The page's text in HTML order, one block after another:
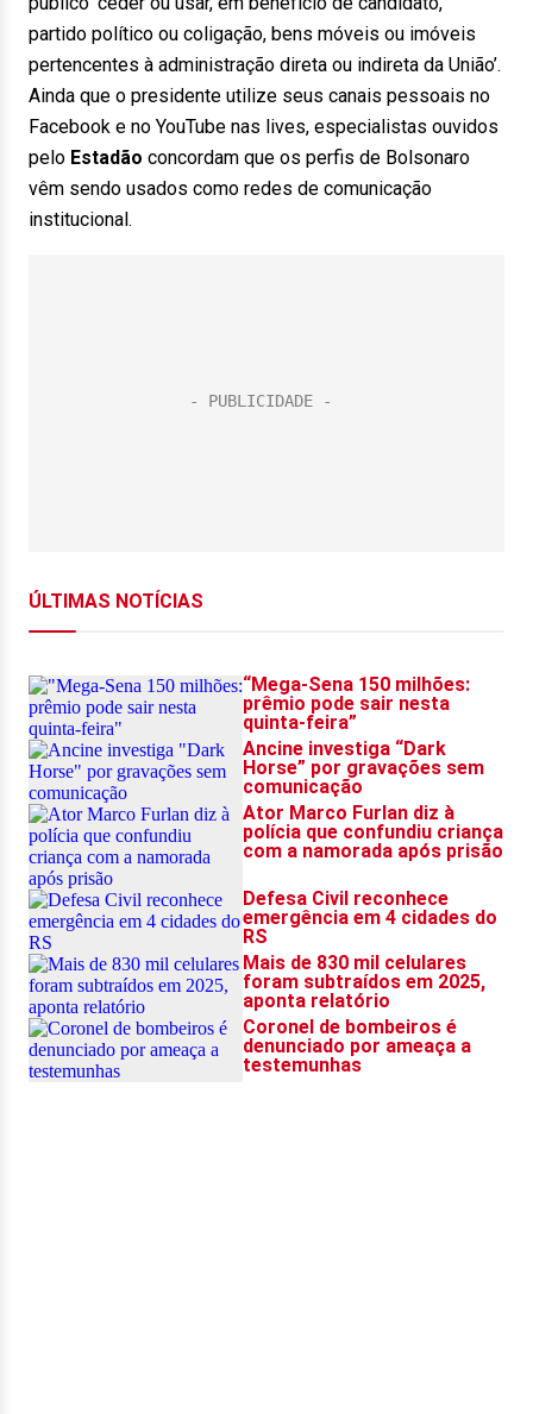
partido político ou coligação, bens móveis ou imóveis
pertencentes à administração direta ou indireta da União’.
Ainda que o presidente utilize seus canais pessoais no
Facebook e no YouTube nas lives, especialistas ouvidos
pelo Estadão concordam que os perfis de Bolsonaro
vêm sendo usados como redes de comunicação
institucional.